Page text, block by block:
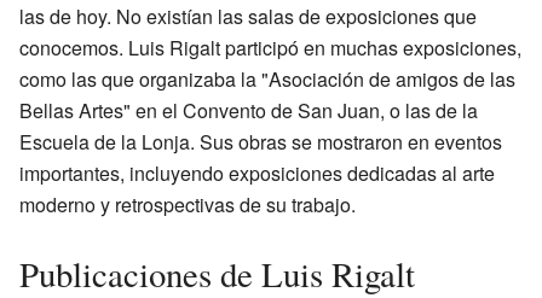
las de hoy. No existían las salas de exposiciones que
conocemos. Luis Rigalt participó en muchas exposiciones,
como las que organizaba la "Asociación de amigos de las
Bellas Artes" en el Convento de San Juan, o las de la
Escuela de la Lonja. Sus obras se mostraron en eventos
importantes, incluyendo exposiciones dedicadas al arte
moderno y retrospectivas de su trabajo.
Publicaciones de Luis Rigalt